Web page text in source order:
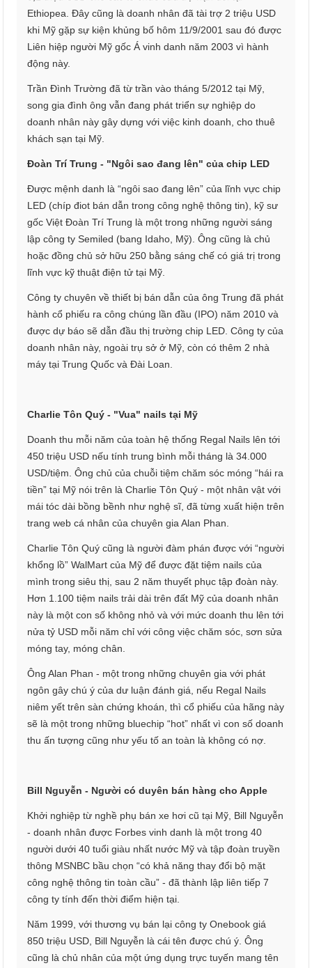
Ethiopea. Đây cũng là doanh nhân đã tài trợ 2 triệu USD
khi Mỹ gặp sự kiện khủng bố hôm 11/9/2001 sau đó được
Liên hiệp người Mỹ gốc Á vinh danh năm 2003 vì hành
động này.
Trần Đình Trường đã từ trần vào tháng 5/2012 tại Mỹ,
song gia đình ông vẫn đang phát triển sự nghiệp do
doanh nhân này gây dựng với việc kinh doanh, cho thuê
khách sạn tại Mỹ.
Đoàn Trí Trung - "Ngôi sao đang lên" của chip LED
Được mệnh danh là “ngôi sao đang lên” của lĩnh vực chip
LED (chíp điot bán dẫn trong công nghệ thông tin), kỹ sư
gốc Việt Đoàn Trí Trung là một trong những người sáng
lập công ty Semiled (bang Idaho, Mỹ). Ông cũng là chủ
hoặc đồng chủ sở hữu 250 bằng sáng chế có giá trị trong
lĩnh vực kỹ thuật điện tử tại Mỹ.
Công ty chuyên về thiết bị bán dẫn của ông Trung đã phát
hành cổ phiếu ra công chúng lần đầu (IPO) năm 2010 và
được dự báo sẽ dẫn đầu thị trường chip LED. Công ty của
doanh nhân này, ngoài trụ sở ở Mỹ, còn có thêm 2 nhà
máy tại Trung Quốc và Đài Loan.
Charlie Tôn Quý - "Vua" nails tại Mỹ
Doanh thu mỗi năm của toàn hệ thống Regal Nails lên tới
450 triệu USD nếu tính trung bình mỗi tháng là 34.000
USD/tiệm. Ông chủ của chuỗi tiệm chăm sóc móng “hái ra
tiền” tại Mỹ nói trên là Charlie Tôn Quý - một nhân vật với
mái tóc dài bồng bềnh như nghệ sĩ, đã từng xuất hiện trên
trang web cá nhân của chuyên gia Alan Phan.
Charlie Tôn Quý cũng là người đàm phán được với “người
khổng lồ” WalMart của Mỹ để được đặt tiệm nails của
mình trong siêu thị, sau 2 năm thuyết phục tập đoàn này.
Hơn 1.100 tiệm nails trải dài trên đất Mỹ của doanh nhân
này là một con số không nhỏ và với mức doanh thu lên tới
nửa tỷ USD mỗi năm chỉ với công việc chăm sóc, sơn sửa
móng tay, móng chân.
Ông Alan Phan - một trong những chuyên gia với phát
ngôn gây chú ý của dư luận đánh giá, nếu Regal Nails
niêm yết trên sàn chứng khoán, thì cổ phiếu của hãng này
sẽ là một trong những bluechip “hot” nhất vì con số doanh
thu ấn tượng cũng như yếu tố an toàn là không có nợ.
Bill Nguyễn - Người có duyên bán hàng cho Apple
Khởi nghiệp từ nghề phụ bán xe hơi cũ tại Mỹ, Bill Nguyễn
- doanh nhân được Forbes vinh danh là một trong 40
người dưới 40 tuổi giàu nhất nước Mỹ và tập đoàn truyền
thông MSNBC bầu chọn “có khả năng thay đổi bộ mặt
công nghệ thông tin toàn cầu” - đã thành lập liên tiếp 7
công ty tính đến thời điểm hiện tại.
Năm 1999, với thương vụ bán lại công ty Onebook giá
850 triệu USD, Bill Nguyễn là cái tên được chú ý. Ông
cũng là chủ nhân của một ứng dụng trực tuyến mang tên